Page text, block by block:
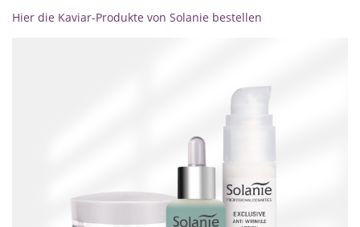
Hier die Kaviar-Produkte von Solanie bestellen